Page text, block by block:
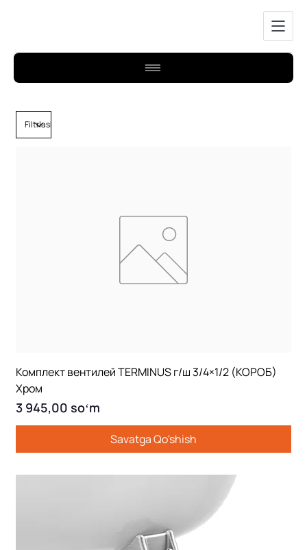
Комплект вентилей TERMINUS г/ш 3/4×1/2 (КОРОБ)
Хром
Price
3 945,00 soʻm
Savatga Qo'shish